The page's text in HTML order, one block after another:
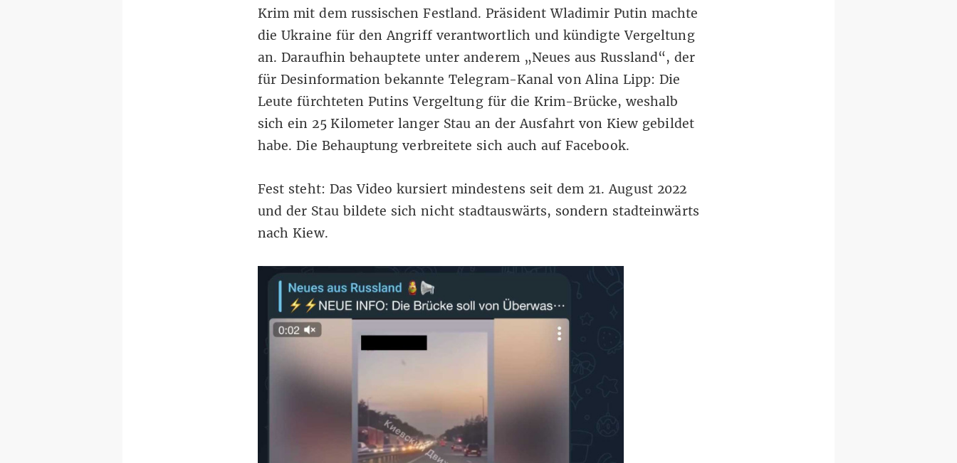
Krim mit dem russischen Festland. Präsident Wladimir Putin machte
die Ukraine für den Angriff verantwortlich und kündigte Vergeltung
an. Daraufhin behauptete unter anderem „Neues aus Russland“, der
für Desinformation bekannte Telegram-Kanal vonAlina Lipp: Die
Leute fürchteten Putins Vergeltung für die Krim-Brücke, weshalb
sich ein 25 Kilometer langer Stau an der Ausfahrt von Kiew gebildet
habe. Die Behauptung verbreitete sich auch auf Facebook.
Fest steht: Das Video kursiert mindestens seit dem 21. August 2022
und der Stau bildete sich nicht stadtauswärts, sondern stadteinwärts
nach Kiew.